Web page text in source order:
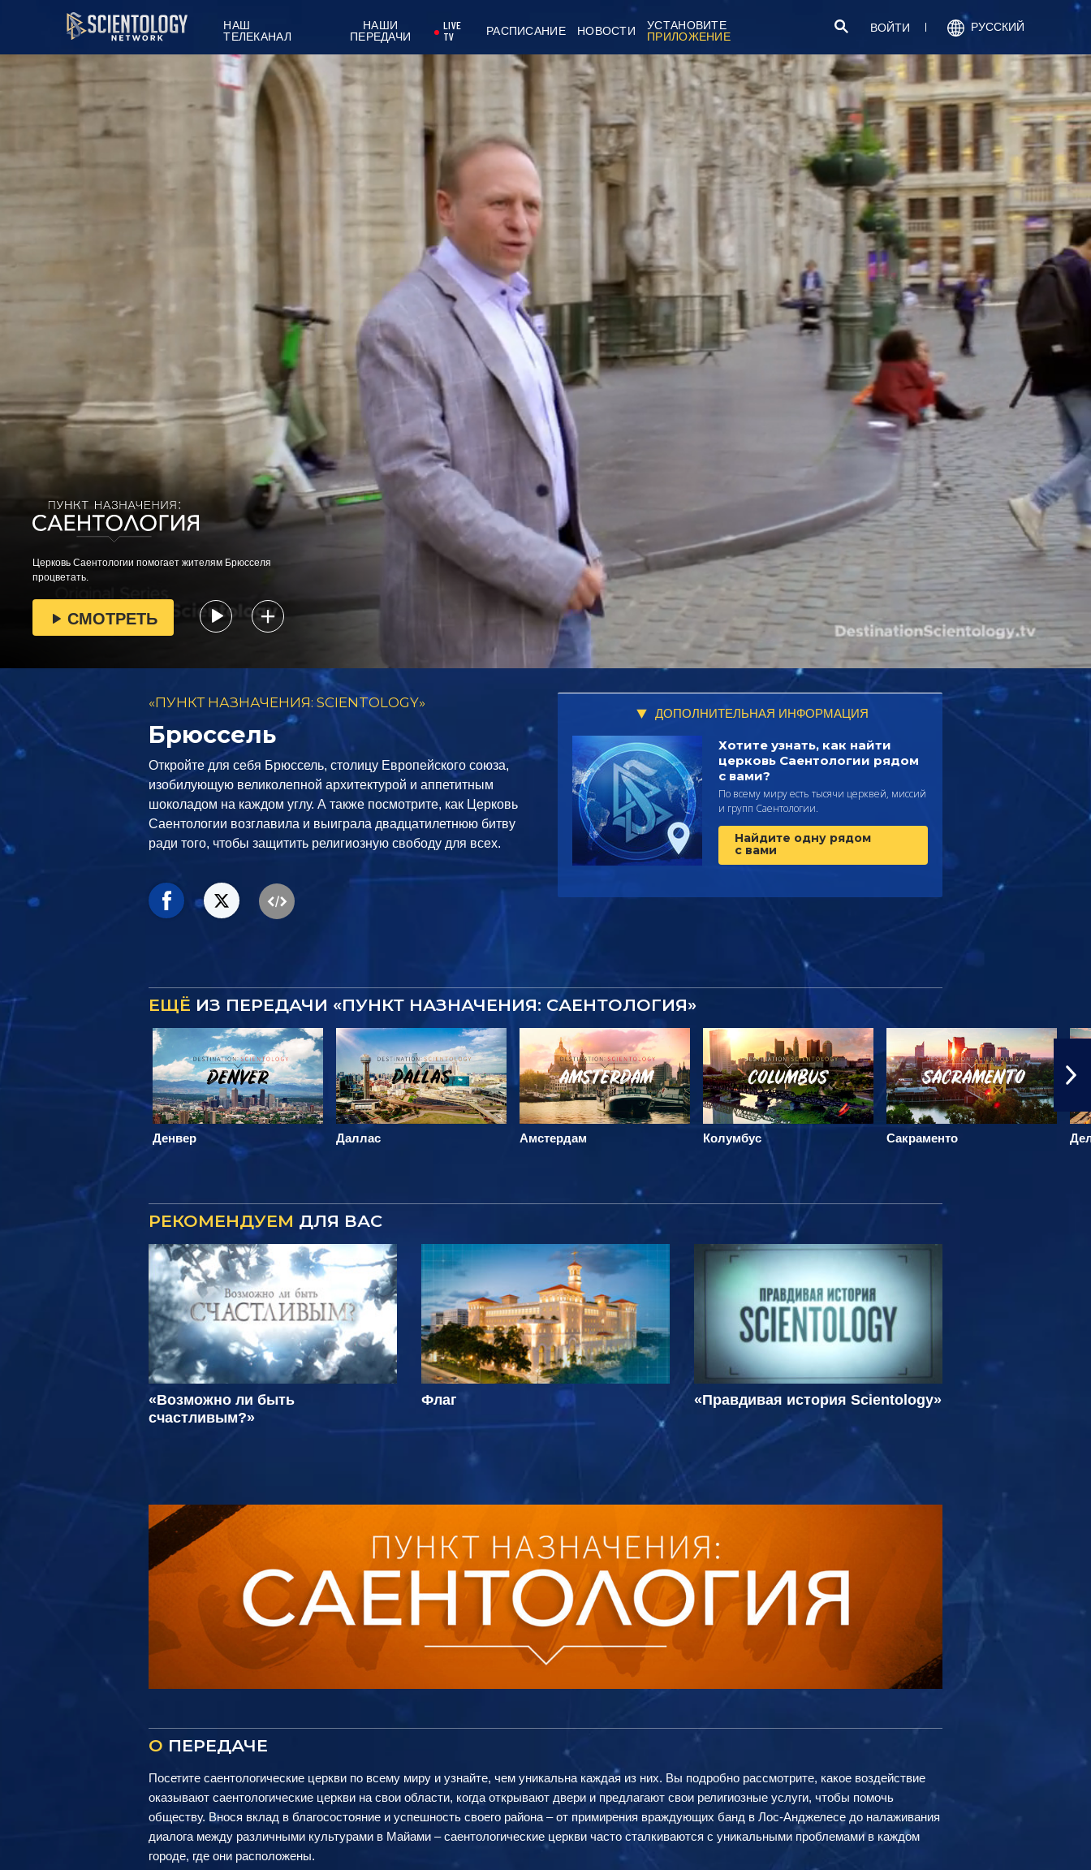
НАШ
ТЕЛЕКАНАЛ
НАШИ
ПЕРЕДАЧИ
LIVE
TV
РАСПИСАНИЕ НОВОСТИ
УСТАНОВИТЕ
ПРИЛОЖЕНИЕ
ВОЙТИ РУССКИЙ
Церковь Саентологии помогает жителям Брюсселя
процветать.
СМОТРЕТЬ
«ПУНКТ НАЗНАЧЕНИЯ: SCIENTOLOGY»
Брюссель
Откройте для себя Брюссель, столицу Европейского союза,
изобилующую великолепной архитектурой и аппетитным
шоколадом на каждом углу. А также посмотрите, как Церковь
Саентологии возглавила и выиграла двадцатилетнюю битву
ради того, чтобы защитить религиозную свободу для всех.
ДОПОЛНИТЕЛЬНАЯ ИНФОРМАЦИЯ
Хотите узнать, как найти
церковь Саентологии рядом
с вами?
По всему миру есть тысячи церквей, миссий
и групп Саентологии.
Найдите одну рядом
с вами
ЕЩЁ ИЗ ПЕРЕДАЧИ «ПУНКТ НАЗНАЧЕНИЯ: САЕНТОЛОГИЯ»
Денвер Даллас Амстердам Колумбус Сакраменто
РЕКОМЕНДУЕМ ДЛЯ ВАС
«Возможно ли быть
счастливым?»
Флаг «Правдивая история Scientology»
О ПЕРЕДАЧЕ
Посетите саентологические церкви по всему миру и узнайте, чем уникальна каждая из них. Вы подробно рассмотрите, какое воздействие
оказывают саентологические церкви на свои области, когда открывают двери и предлагают свои религиозные услуги, чтобы помочь
обществу. Внося вклад в благосостояние и успешность своего района – от примирения враждующих банд в Лос-Анджелесе до налаживания
диалога между различными культурами в Майами – саентологические церкви часто сталкиваются с уникальными проблемами в каждом
городе, где они расположены.